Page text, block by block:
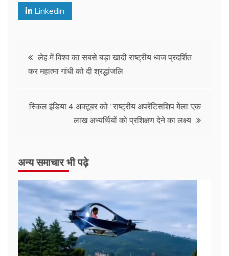
Linkedin
लेह में विश्व का सबसे बड़ा खादी राष्ट्रीय ध्वज प्रदर्शित
कर महात्मा गांधी को दी श्रद्धांजलि
स्किल इंडिया 4 अक्टूबर को “राष्ट्रीय अपरेंटिसशिप मेला”एक
लाख अभ्यर्थियों को प्रशिक्षण देने का लक्ष्य
अन्य समाचार भी पढ़े